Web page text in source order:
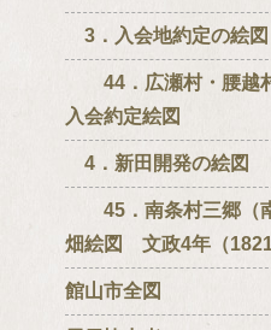
3．入会地約定の絵図
44．広瀬村・腰越
入会約定絵図
4．新田開発の絵図
45．南条村三郷（
畑絵図 文政4年（1821
館山市全図